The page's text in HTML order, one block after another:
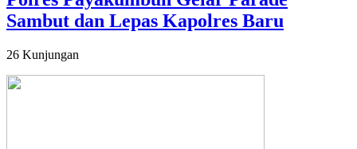
Sambut dan Lepas Kapolres Baru
26 Kunjungan